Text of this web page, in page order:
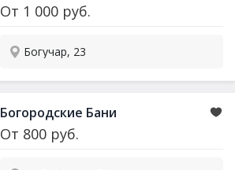
От 1 000 руб.
Богучар, 23
Богородские Бани
От 800 руб.